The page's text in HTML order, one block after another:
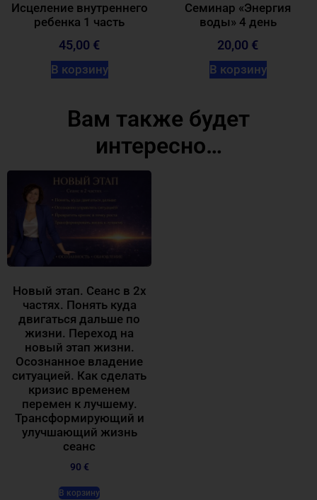
Исцеление внутреннего
ребенка 1 часть
45,00 €
В корзину
Семинар «Энергия
воды» 4 день
20,00 €
В корзину
Вам также будет
интересно…
Новый этап. Сеанс в 2х
частях. Понять куда
двигаться дальше по
жизни. Переход на
новый этап жизни.
Осознанное владение
ситуацией. Как сделать
кризис временем
перемен к лучшему.
Трансформирующий и
улучшающий жизнь
сеанс
90 €
В корзину